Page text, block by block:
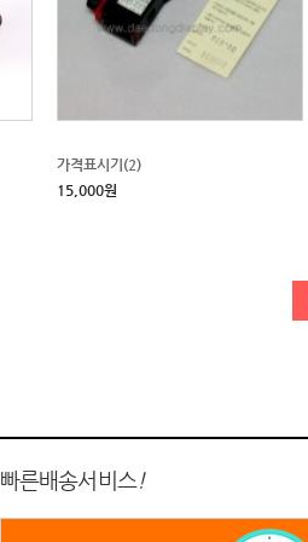
가격표시기(2)
15,000원
빠른배송서비스 !